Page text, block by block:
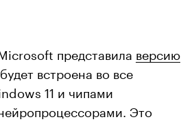
представила версию
встроена во все
11 и чипами
Это